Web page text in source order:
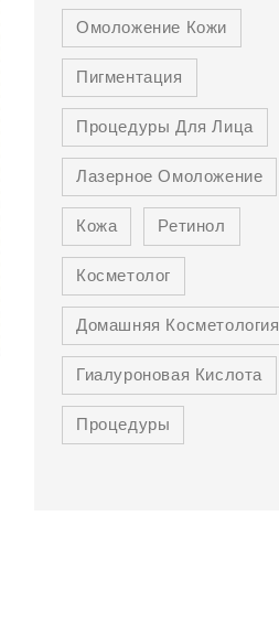
Омоложение Кожи
Пигментация
Процедуры Для Лица
Лазерное Омоложение
Кожа
Ретинол
Косметолог
Домашняя Косметология
Гиалуроновая Кислота
Процедуры